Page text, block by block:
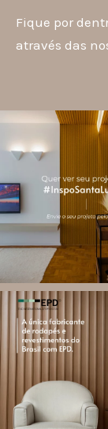
Fique por
através das
santa.luzia
A #InspoSantaLuzia
criado para divulgar
utilizam produtos
valorizar o trabalho
designers
Jul 28
12
Você sabe o que
A Declaração
(Environmental Product
um documento
Jul 21
35